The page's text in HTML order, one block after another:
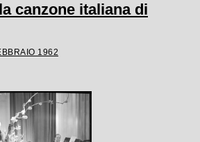
canzone italiana di
1962